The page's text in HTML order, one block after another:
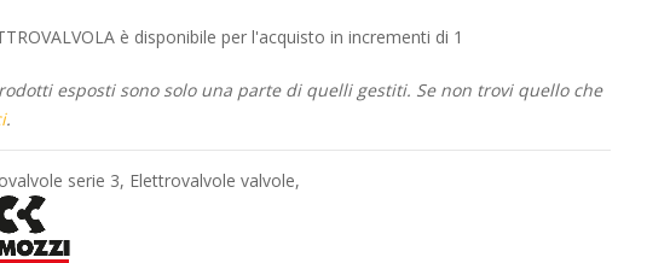
è disponibile per l'acquisto in incrementi di 1
esposti sono solo una parte di quelli gestiti. Se non trovi quello che
.
serie 3, Elettrovalvole valvole,